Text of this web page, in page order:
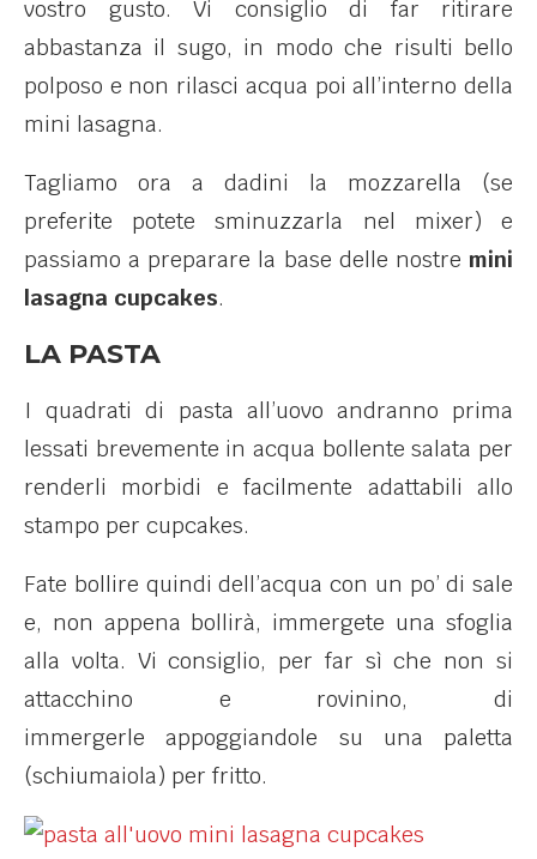
vostro gusto. Vi consiglio di far ritirare
abbastanza il sugo, in modo che risulti bello
polposo e non rilasci acqua poi all’interno della
mini lasagna.
Tagliamo ora a dadini la mozzarella (se
preferite potete sminuzzarla nel mixer) e
passiamo a preparare la base delle nostre mini
lasagna cupcakes.
LA PASTA
I quadrati di pasta all’uovo andranno prima
lessati brevemente in acqua bollente salata per
renderli morbidi e facilmente adattabili allo
stampo per cupcakes.
Fate bollire quindi dell’acqua con un po’ di sale
e, non appena bollirà, immergete una sfoglia
alla volta. Vi consiglio, per far sì che non si
attacchino e rovinino, di
immergerle appoggiandole su una paletta
(schiumaiola) per fritto.